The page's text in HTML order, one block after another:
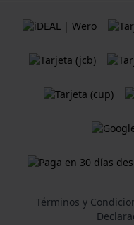
Términos y